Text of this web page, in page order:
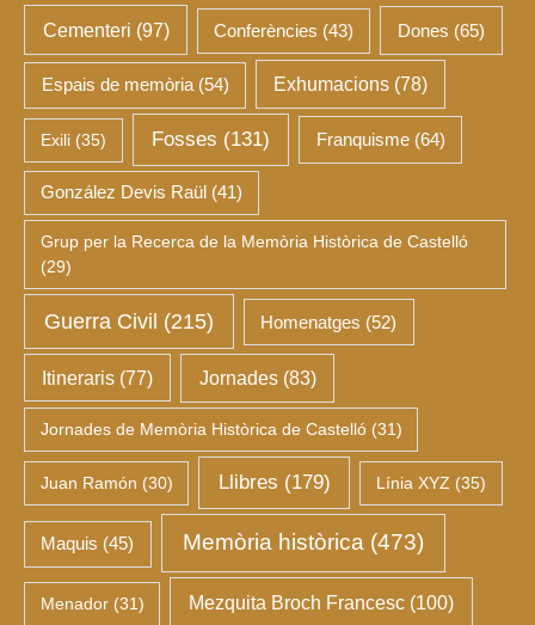
Cementeri (97) Conferències (43) Dones (65)
Espais de memòria(54) Exhumacions (78)
Exili(35) Fosses (131) Franquisme(64)
González Devis Raül (41)
Grup per la Recerca de la Memòria Històrica de Castelló
(29)
Guerra Civil (215) Homenatges (52)
Itineraris (77) Jornades(83)
Jornades de Memòria Històrica de Castelló(31)
Juan Ramón (30) Llibres (179) Línia XYZ (35)
Maquis (45) Memòria històrica(473)
Menador(31) Mezquita Broch Francesc(100)